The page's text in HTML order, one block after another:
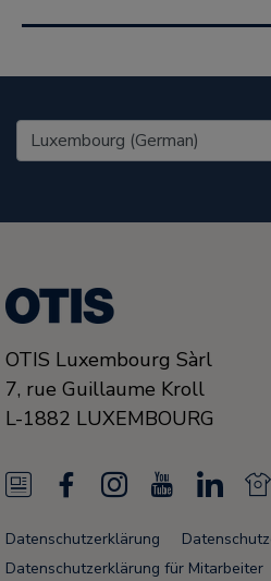
United States (EN)
OTIS Luxembourg Sàrl
7, rue Guillaume Kroll
L-1882 LUXEMBOURG
N
e
w
a
c
I
s
o
u
L
n
N
Datenschutzerklärung
Datenschutzerklärung für Mitarbeiter